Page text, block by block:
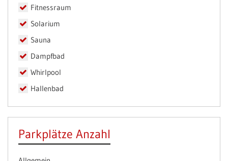
Fitnessraum
Solarium
Sauna
Dampfbad
Whirlpool
Hallenbad
Parkplätze Anzahl